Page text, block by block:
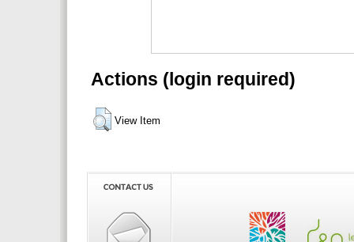
Actions (login required)
View Item